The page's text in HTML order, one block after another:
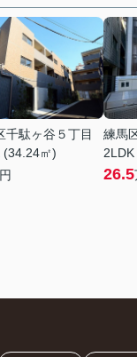
千駄ヶ谷５丁目
(34.24㎡)
練馬
26.5